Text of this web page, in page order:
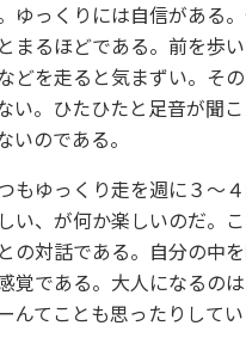
ゆっくりには自信がある
まるほどである。前を歩
どを走ると気まずい。そ
い。ひたひたと足音が聞
いのである。
もゆっくり走を週に３〜
い、が何か楽しいのだ。
の対話である。自分の中
覚である。大人になるの
んてことも思ったりしてい